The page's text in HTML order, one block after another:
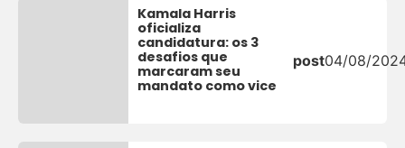
Kamala Harris
oficializa
candidatura: os 3
desafios que
marcaram seu
mandato como vice
post04/08/